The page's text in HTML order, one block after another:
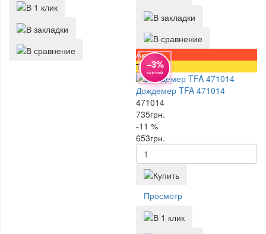
Акция
Топ−3%
КАРТОЙ
Дождемер TFA 471014
471014
735грн.
-11 %
653грн.
Просмотр